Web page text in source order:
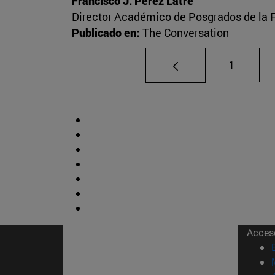
Director Académico de Posgrados de la
Publicado en: The Conversation
Página
1